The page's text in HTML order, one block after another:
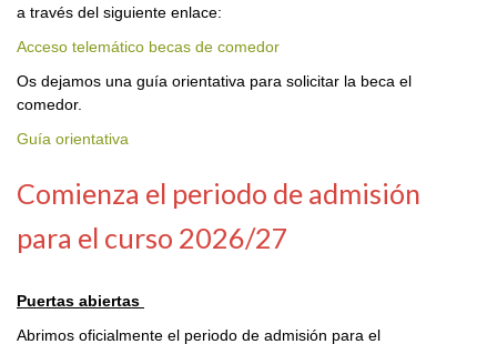
a través del siguiente enlace:
Acceso telemático becas de comedor
Os dejamos una guía orientativa para solicitar la beca el
comedor.
Guía orientativa
Comienza el periodo de admisión
para el curso 2026/27
Puertas abiertas
Abrimos oficialmente el periodo de admisión para el